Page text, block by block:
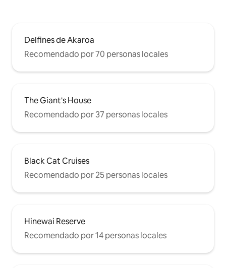
Delfines de Akaroa
Recomendado por 70 personas locales
The Giant's House
Recomendado por 37 personas locales
Black Cat Cruises
Recomendado por 25 personas locales
Hinewai Reserve
Recomendado por 14 personas locales